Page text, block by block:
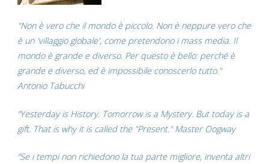
"Non è vero che il mondo è piccolo. Non è neppure vero che
è un 'villaggio globale', come pretendono i mass media. Il
mondo è grande e diverso. Per questo è bello: perché è
grande e diverso, ed è impossibile conoscerlo tutto."
Antonio Tabucchi
“Yesterday is History. Tomorrow is a Mystery. But today is a
gift. That is why it is called the "Present." Master Oogway
“Se i tempi non richiedono la tua parte migliore, inventa altri